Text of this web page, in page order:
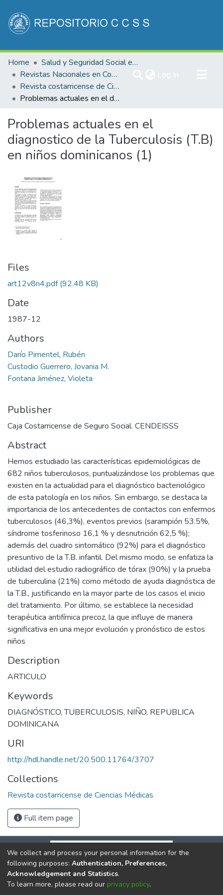
Communities & Collections
All of DSpace
Statistics
Home
Salud y Seguridad Social en Costa Rica
Revistas Nacionales en Costa Rica
Revista costarricense de Ciencias Médicas
Problemas actuales en el diagnostico de la Tuberculosis (T.B) en niños dominicanos (1)
Problemas actuales en el
diagnostico de la Tuberculosis (T.B)
en niños dominicanos (1)
Files
art12v8n4.pdf(92.48 KB)
Date
1987-12
Authors
Darío Pimentel, Rubén
Custodio Guerrero, Jovania M.
Fontana Jiménez, Violeta
Publisher
Caja Costarricense de Seguro Social. CENDEISSS
Abstract
Hemos estudiado las características epidemiológicas de
682 niños tuberculosos, puntualizándose los problemas que
existen en la actualidad para el diagnóstico bacteriológico
de esta patología en los niños. Sin embargo, se destaca la
importancia de los antecedentes de contactos con enfermos
tuberculosos (46,3%), eventos previos (sarampión 53.5%,
síndrome tosferinoso 16,1 % y desnutrición 62,5 %);
además del cuadro sintomático (92%) para el diagnóstico
presuntivo de la T.B. infantil. Del mismo modo, se enfatiza la
utilidad del estudio radiográfico de tórax (90%) y la prueba
de tuberculina (21%) como método de ayuda diagnóstica de
la T.B., justificando en la mayor parte de los casos el inicio
del tratamiento. Por último, se establece la necesidad
terapéutica antifímica precoz, la que influye de manera
significativa en una mejor evolución y pronóstico de estos
niños
Description
ARTICULO
Keywords
DIAGNÓSTICO,TUBERCULOSIS, NIÑO, REPUBLICA
DOMINICANA
URI
http://hdl.handle.net/20.500.11764/3707
Collections
Revista costarricense de Ciencias Médicas
Full item page
DSpace softwarecopyright © 2002-2026
We collect and process your personal information for the
following purposes: Authentication, Preferences,
Acknowledgement and Statistics.
To learn more, please read our privacy policy.